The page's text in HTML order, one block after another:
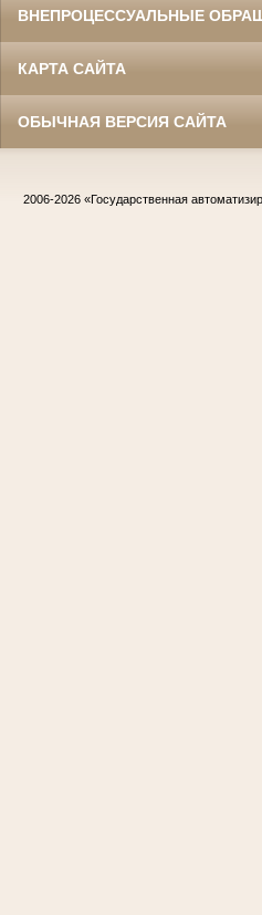
ВНЕПРОЦЕССУАЛЬНЫЕ
КАРТА САЙТА
ОБЫЧНАЯ ВЕРСИЯ САЙТА
2006-2026 «Государственная